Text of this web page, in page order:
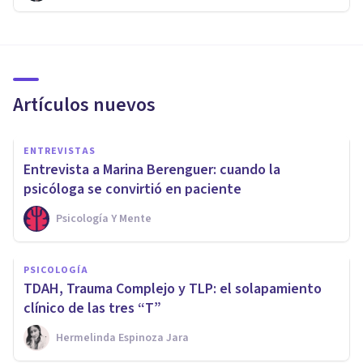
Artículos nuevos
ENTREVISTAS
Entrevista a Marina Berenguer: cuando la
psicóloga se convirtió en paciente
Psicología Y Mente
PSICOLOGÍA
TDAH, Trauma Complejo y TLP: el solapamiento
clínico de las tres “T”
Hermelinda Espinoza Jara